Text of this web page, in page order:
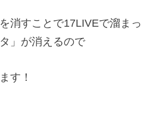
消すことで17LIVEで溜まっ
」が消えるので
す！